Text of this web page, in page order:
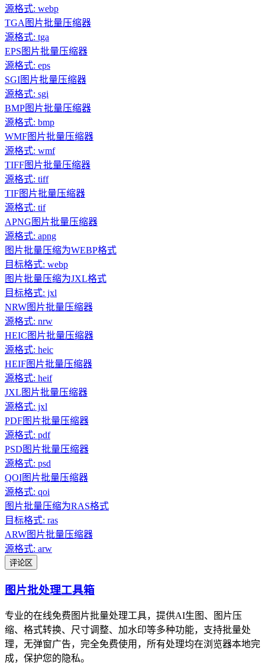
源格式: webp
TGA图片批量压缩器
源格式: tga
EPS图片批量压缩器
源格式: eps
SGI图片批量压缩器
源格式: sgi
BMP图片批量压缩器
源格式: bmp
WMF图片批量压缩器
源格式: wmf
TIFF图片批量压缩器
源格式: tiff
TIF图片批量压缩器
源格式: tif
APNG图片批量压缩器
源格式: apng
图片批量压缩为WEBP格式
目标格式: webp
图片批量压缩为JXL格式
目标格式: jxl
NRW图片批量压缩器
源格式: nrw
HEIC图片批量压缩器
源格式: heic
HEIF图片批量压缩器
源格式: heif
JXL图片批量压缩器
源格式: jxl
PDF图片批量压缩器
源格式: pdf
PSD图片批量压缩器
源格式: psd
QOI图片批量压缩器
源格式: qoi
图片批量压缩为RAS格式
目标格式: ras
ARW图片批量压缩器
源格式: arw
评论区
图片批处理工具箱
专业的在线免费图片批量处理工具，提供AI生图、图片压
缩、格式转换、尺寸调整、加水印等多种功能，支持批量处
理，无弹窗广告，完全免费使用，所有处理均在浏览器本地完
成，保护您的隐私。